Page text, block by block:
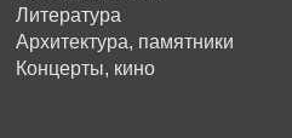
Литература
Архитектура, памятники
Концерты, кино